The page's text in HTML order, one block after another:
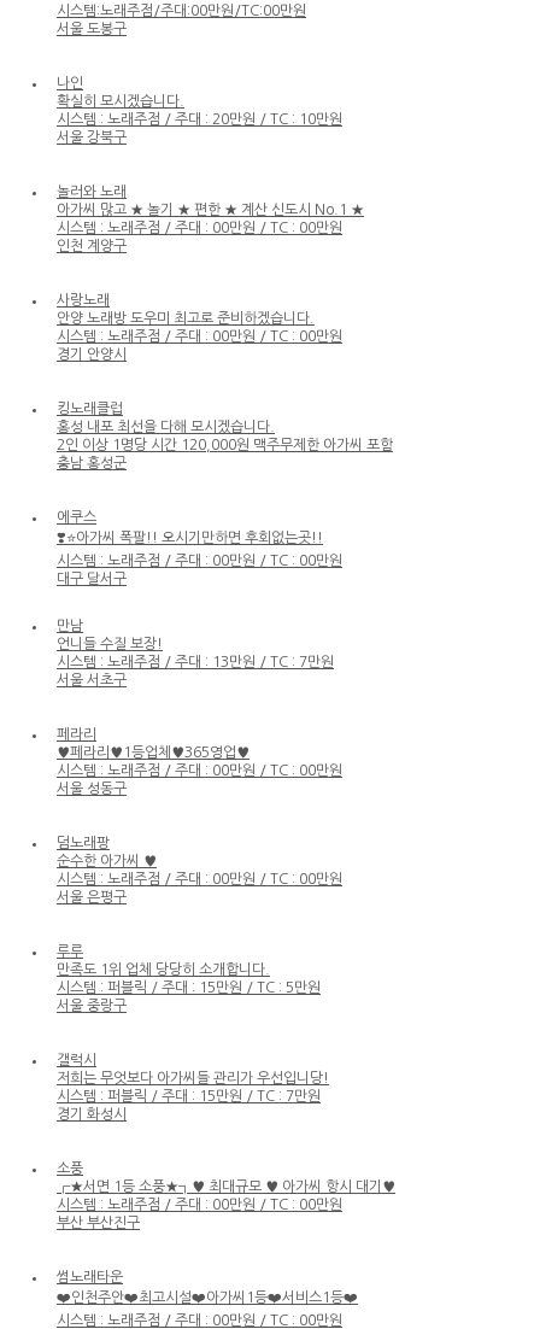
시스템:노래주점/주대:00만원/TC:00만원
서울 도봉구
나인
확실히 모시겠습니다.
시스템 : 노래주점 / 주대 : 20만원 / TC : 10만원
서울 강북구
놀러와 노래
아가씨 많고 ★ 놀기 ★ 편한 ★ 계산 신도시 No.1 ★
시스템 : 노래주점 / 주대 : 00만원 / TC : 00만원
인천 계양구
사랑노래
안양 노래방 도우미 최고로 준비하겠습니다.
시스템 : 노래주점 / 주대 : 00만원 / TC : 00만원
경기 안양시
킹노래클럽
홍성 내포 최선을 다해 모시겠습니다.
2인 이상 1명당 시간 120,000원 맥주무제한 아가씨 포함
충남 홍성군
에쿠스
❣️⭐아가씨 폭팔!! 오시기만하면 후회없는곳!!
시스템 : 노래주점 / 주대 : 00만원 / TC : 00만원
대구 달서구
만남
언니들 수질 보장!
시스템 : 노래주점 / 주대 : 13만원 / TC : 7만원
서울 서초구
페라리
♥페라리♥1등업체♥365영업♥
시스템 : 노래주점 / 주대 : 00만원 / TC : 00만원
서울 성동구
덤노래팡
순수한 아가씨 ♥
시스템 : 노래주점 / 주대 : 00만원 / TC : 00만원
서울 은평구
루루
만족도 1위 업체 당당히 소개합니다.
시스템 : 퍼블릭 / 주대 : 15만원 / TC : 5만원
서울 중랑구
갤럭시
저희는 무엇보다 아가씨들 관리가 우선입니당!
시스템 : 퍼블릭 / 주대 : 15만원 / TC : 7만원
경기 화성시
소풍
┏★서면 1등 소풍★┓♥ 최대규모 ♥ 아가씨 항시 대기♥
시스템 : 노래주점 / 주대 : 00만원 / TC : 00만원
부산 부산진구
썸노래타운
❤️인천주안❤️최고시설❤️아가씨1등❤️서비스1등❤️
시스템 : 노래주점 / 주대 : 00만원 / TC : 00만원